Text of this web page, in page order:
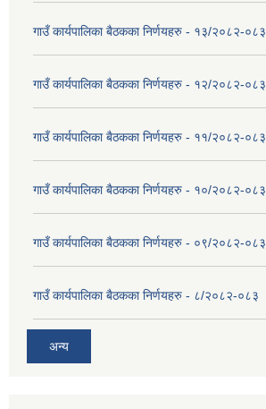
गाउँ कार्यपालिका बैठकका निर्णयहरु - १३/२०८२-०८३
गाउँ कार्यपालिका बैठकका निर्णयहरु - १२/२०८२-०८३
गाउँ कार्यपालिका बैठकका निर्णयहरु - ११/२०८२-०८३
गाउँ कार्यपालिका बैठकका निर्णयहरु - १०/२०८२-०८३
गाउँ कार्यपालिका बैठकका निर्णयहरु - ०९/२०८२-०८३
गाउँ कार्यपालिका बैठकका निर्णयहरु - ८/२०८२-०८३
अन्य